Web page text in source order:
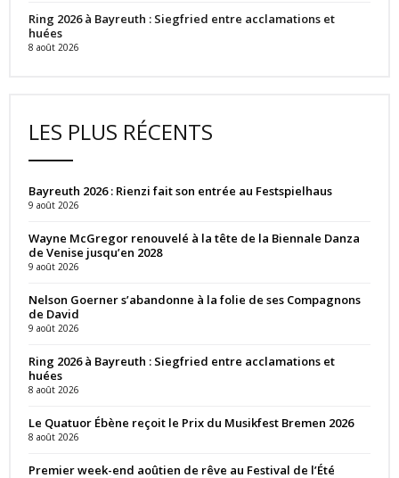
Ring 2026 à Bayreuth : Siegfried entre acclamations et
huées
8 août 2026
LES PLUS RÉCENTS
Bayreuth 2026 : Rienzi fait son entrée au Festspielhaus
9 août 2026
Wayne McGregor renouvelé à la tête de la Biennale Danza
de Venise jusqu’en 2028
9 août 2026
Nelson Goerner s’abandonne à la folie de ses Compagnons
de David
9 août 2026
Ring 2026 à Bayreuth : Siegfried entre acclamations et
huées
8 août 2026
Le Quatuor Ébène reçoit le Prix du Musikfest Bremen 2026
8 août 2026
Premier week-end aoûtien de rêve au Festival de l’Été